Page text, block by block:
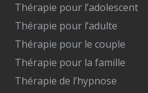
Thérapie pour l’adolescent
Thérapie pour l’adulte
Thérapie pour le couple
Thérapie pour la famille
Thérapie de l’hypnose